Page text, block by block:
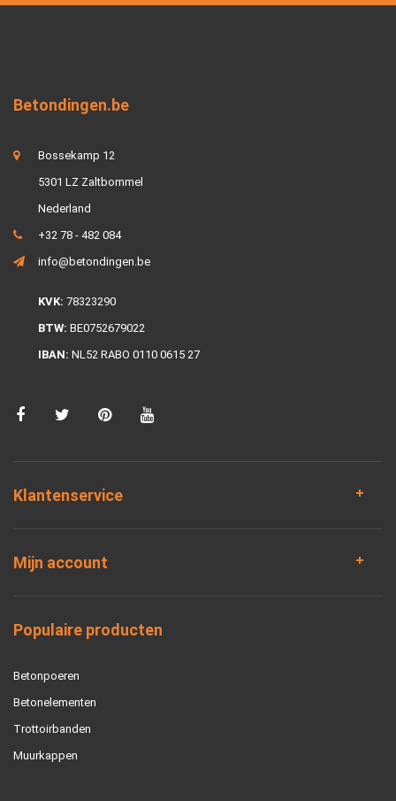
Betondingen.be
Bossekamp 12
5301 LZ Zaltbommel
Nederland
+32 78 - 482 084
info@betondingen.be
KVK: 78323290
BTW: BE0752679022
IBAN: NL52 RABO 0110 0615 27
Klantenservice
Mijn account
Populaire producten
Betonpoeren
Betonelementen
Trottoirbanden
Muurkappen